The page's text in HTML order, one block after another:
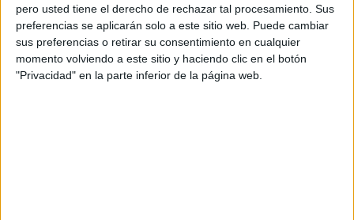
pero usted tiene el derecho de rechazar tal procesamiento. Sus
preferencias se aplicarán solo a este sitio web. Puede cambiar
sus preferencias o retirar su consentimiento en cualquier
momento volviendo a este sitio y haciendo clic en el botón
"Privacidad" en la parte inferior de la página web.
que procesiona, junto a la Virgen Santísima de la
Amargura, todos losMiércoles Santospor las calles de la
ciudad autónoma hasta laCatedral.
Además, la Hermandad ha colocado a la salida del templo